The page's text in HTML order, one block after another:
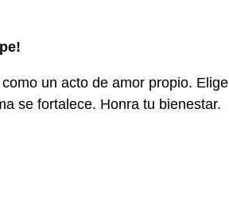
un acto de amor propio. Elige
se fortalece. Honra tu bienestar.